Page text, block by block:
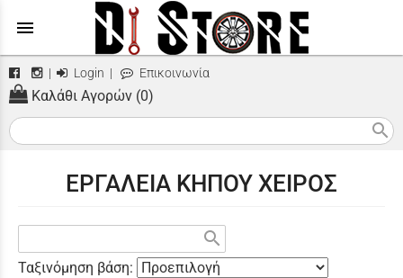
menu
| Login | Επικοινωνία
Καλάθι Αγορών (0)
search
ΕΡΓΑΛΕΙΑ ΚΗΠΟΥ ΧΕΙΡΟΣ
search
Ταξινόμηση βάση: